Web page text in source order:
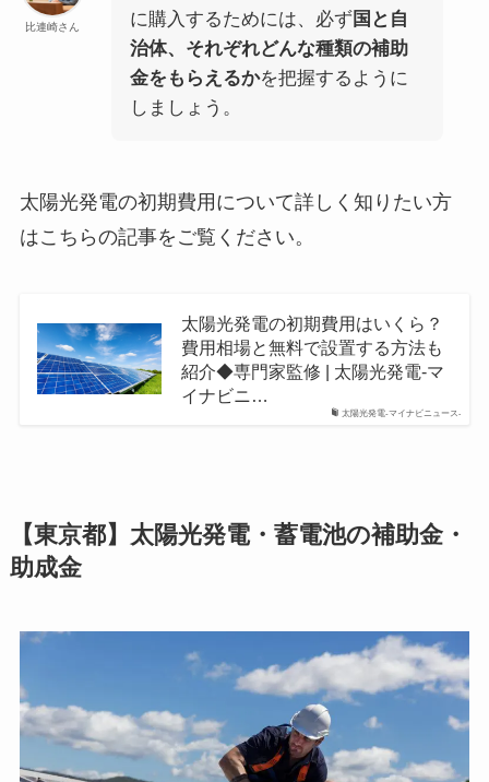
比連崎さん に購入するためには、必ず国と自
治体、それぞれどんな種類の補助
金をもらえるかを把握するように
しましょう。
太陽光発電の初期費用について詳しく知りたい方
はこちらの記事をご覧ください。
太陽光発電-マイナビニュース-
太陽光発電の初期費用はいくら？
費用相場と無料で設置する方法も
紹介◆専門家監修 | 太陽光発電-マ
イナビニ…
【東京都】太陽光発電・蓄電池の補助金・
助成金